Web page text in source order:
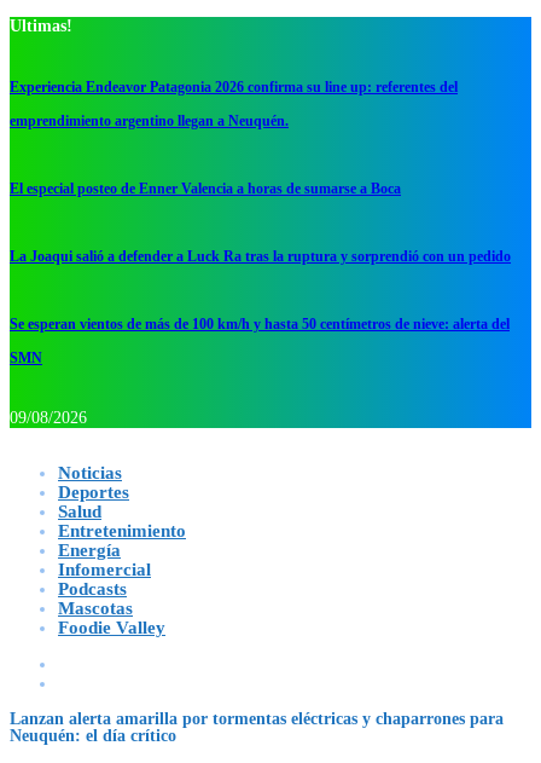
Ultimas!
Experiencia Endeavor Patagonia 2026 confirma su line up: referentes del
emprendimiento argentino llegan a Neuquén.
El especial posteo de Enner Valencia a horas de sumarse a Boca
La Joaqui salió a defender a Luck Ra tras la ruptura y sorprendió con un pedido
Se esperan vientos de más de 100 km/h y hasta 50 centímetros de nieve: alerta del
SMN
09/08/2026
Noticias
Deportes
Salud
Entretenimiento
Energía
Infomercial
Podcasts
Mascotas
Foodie Valley
Lanzan alerta amarilla por tormentas eléctricas y chaparrones para
Neuquén: el día crítico